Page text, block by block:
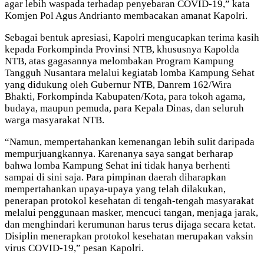
agar lebih waspada terhadap penyebaran COVID-19,” kata
Komjen Pol Agus Andrianto membacakan amanat Kapolri.
Sebagai bentuk apresiasi, Kapolri mengucapkan terima kasih
kepada Forkompinda Provinsi NTB, khususnya Kapolda
NTB, atas gagasannya melombakan Program Kampung
Tangguh Nusantara melalui kegiatab lomba Kampung Sehat
yang didukung oleh Gubernur NTB, Danrem 162/Wira
Bhakti, Forkompinda Kabupaten/Kota, para tokoh agama,
budaya, maupun pemuda, para Kepala Dinas, dan seluruh
warga masyarakat NTB.
“Namun, mempertahankan kemenangan lebih sulit daripada
mempurjuangkannya. Karenanya saya sangat berharap
bahwa lomba Kampung Sehat ini tidak hanya berhenti
sampai di sini saja. Para pimpinan daerah diharapkan
mempertahankan upaya-upaya yang telah dilakukan,
penerapan protokol kesehatan di tengah-tengah masyarakat
melalui penggunaan masker, mencuci tangan, menjaga jarak,
dan menghindari kerumunan harus terus dijaga secara ketat.
Disiplin menerapkan protokol kesehatan merupakan vaksin
virus COVID-19,” pesan Kapolri.